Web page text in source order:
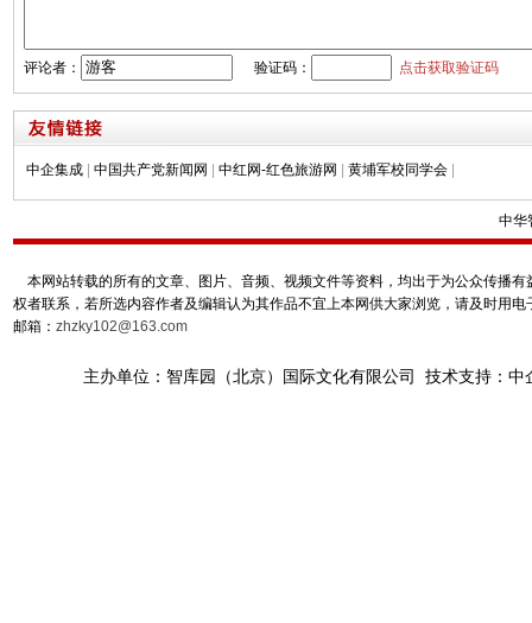
评论者： 验证码： 点击获取验证码
中企集成 中国共产党新闻网 中红网-红色旅游网 黄埔军校同学会
中华
本网站转载的所有的文章、图片、音频、视频文件等资料，均出于为公众传播
权者联系，若所选内容作者及编辑认为其作品不宜上本网供大家浏览，请及时用
邮箱： zhzky102@163.com
主办单位：智库园（北京）国际文化有限公司 技术支持：